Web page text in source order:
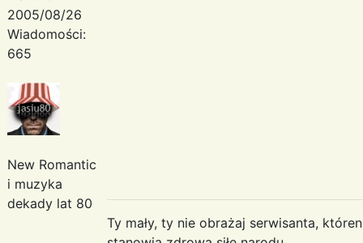
2005/08/26
Wiadomości:
665
New Romantic
i muzyka
dekady lat 80
Ty mały, ty nie obrażaj serwisanta,